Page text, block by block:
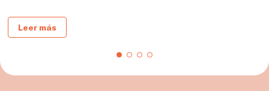
Leer más